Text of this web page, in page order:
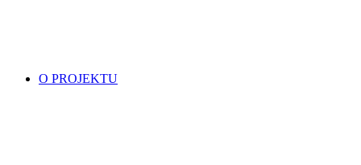
O PROJEKTU